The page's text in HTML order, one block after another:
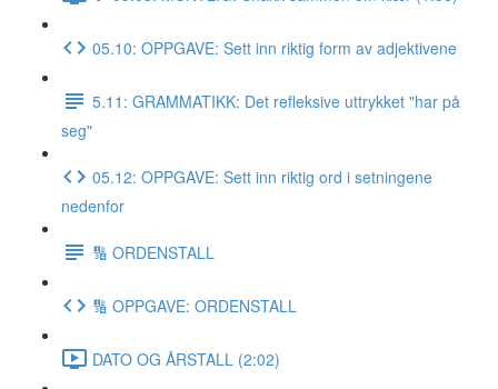
05.10: OPPGAVE: Sett inn riktig form av adjektivene
5.11: GRAMMATIKK: Det refleksive uttrykket "har på
seg"
05.12: OPPGAVE: Sett inn riktig ord i setningene
nedenfor
🔢 ORDENSTALL
🔢 OPPGAVE: ORDENSTALL
DATO OG ÅRSTALL (2:02)